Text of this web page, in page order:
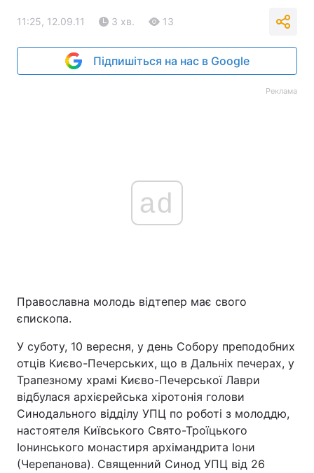
11:25, 12.09.11 3 хв. 13
Підпишіться на нас в Google
Реклама
ad
Православна молодь відтепер має свого
єпископа.
У суботу, 10 вересня, у день Собору преподобних
отців Києво-Печерських, що в Дальніх печерах, у
Трапезному храмі Києво-Печерської Лаври
відбулася архієрейська хіротонія голови
Синодального відділу УПЦ по роботі з молоддю,
настоятеля Київського Свято-Троїцького
Іонинського монастиря архімандрита Іони
(Черепанова). Священний Синод УПЦ від 26